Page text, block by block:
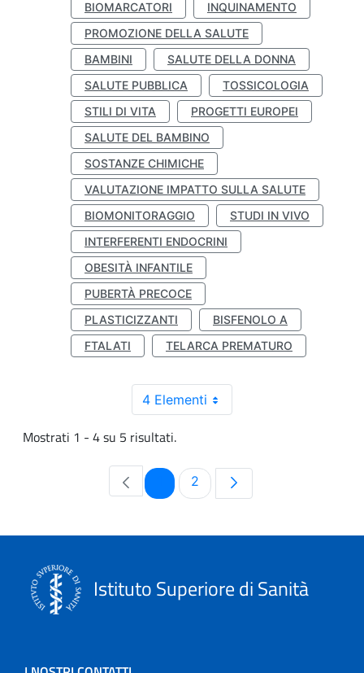
BIOMARCATORI
INQUINAMENTO
PROMOZIONE DELLA SALUTE
BAMBINI
SALUTE DELLA DONNA
SALUTE PUBBLICA
TOSSICOLOGIA
STILI DI VITA
PROGETTI EUROPEI
SALUTE DEL BAMBINO
SOSTANZE CHIMICHE
VALUTAZIONE IMPATTO SULLA SALUTE
BIOMONITORAGGIO
STUDI IN VIVO
INTERFERENTI ENDOCRINI
OBESITÀ INFANTILE
PUBERTÀ PRECOCE
PLASTICIZZANTI
BISFENOLO A
FTALATI
TELARCA PREMATURO
4 Elementi
Mostrati 1 - 4 su 5 risultati.
PaginaPagina
2
Istituto Superiore di Sanità